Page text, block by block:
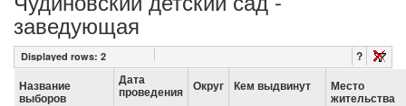
заведующая
Displayed rows: 2 ?
Название
выборов
Дата
проведения
Округ Кем выдвинут
Место
жительства